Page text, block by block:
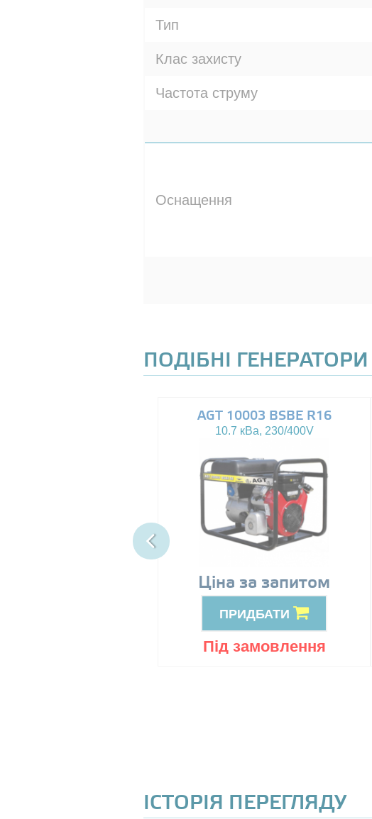
Тип
Клас захисту
Частота струму
Оснащення
ПОДІБНІ ГЕНЕРАТОРИ
AGT 10003 BSBE R16
10.7 кВа, 230/400V
Ціна за запитом
ПРИДБАТИ
Під замовлення
ІСТОРІЯ ПЕРЕГЛЯДУ